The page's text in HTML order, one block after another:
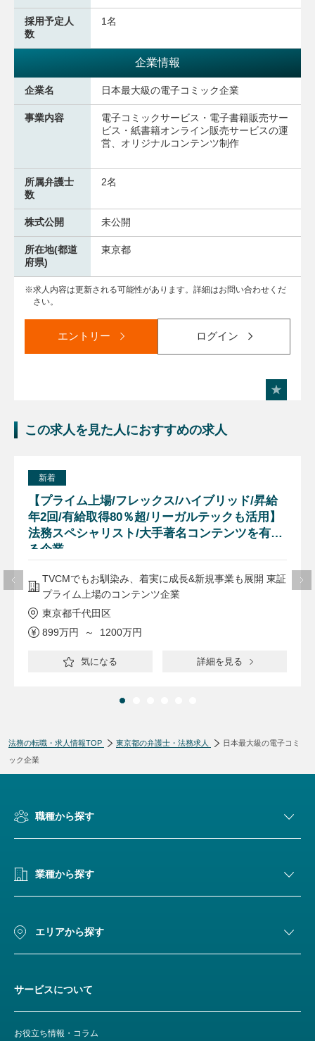
採用予定人
数
1名
企業情報
企業名 日本最大級の電子コミック企業
事業内容
電子コミックサービス・電子書籍販売サー
ビス・紙書籍オンライン販売サービスの運
営、オリジナルコンテンツ制作
所属弁護士
数
2名
株式公開 未公開
所在地(都道
府県)
東京都
求人内容は更新される可能性があります。詳細はお問い合わせくだ
さい。
エントリー ログイン
この求人を見た人におすすめの求人
新着
【プライム上場/フレックス/ハイブリッド/昇給
年2回/有給取得80％超/リーガルテックも活用】
法務スペシャリスト/大手著名コンテンツを有す
る企業
TVCMでもお馴染み、着実に成長&新規事業も展開 東証
プライム上場のコンテンツ企業
東京都千代田区
899万円 ～ 1200万円
気になる 詳細を見る
法務の転職・求人情報TOP 東京都の弁護士・法務求人
日本最大級の電子コミ
ック企業
職種から探す
業種から探す
エリアから探す
サービスについて
お役立ち情報・コラム